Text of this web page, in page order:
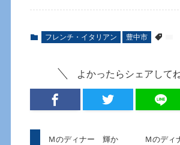
フレンチ・イタリアン 豊中市
よかったらシェアして
Ｍのディナー 輝か
Ｍのデ